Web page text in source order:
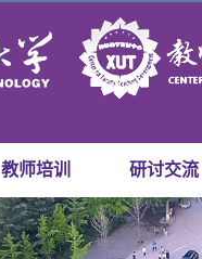
教师培训 研讨交流